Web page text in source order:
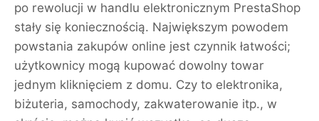
po rewolucji w handlu elektronicznym PrestaShop
stały się koniecznością. Największym powodem
powstania zakupów online jest czynnik łatwości;
użytkownicy mogą kupować dowolny towar
jednym kliknięciem z domu. Czy to elektronika,
biżuteria, samochody, zakwaterowanie itp., w